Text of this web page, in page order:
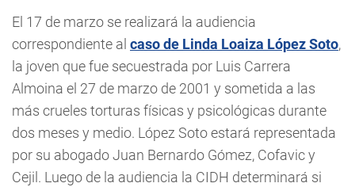
El 17 de marzo se realizará la audiencia
correspondiente al caso de Linda Loaiza López Soto,
la joven que fue secuestrada por Luis Carrera
Almoina el 27 de marzo de 2001 y sometida a las
más crueles torturas físicas y psicológicas durante
dos meses y medio. López Soto estará representada
por su abogado Juan Bernardo Gómez, Cofavic y
Cejil. Luego de la audiencia la CIDH determinará si